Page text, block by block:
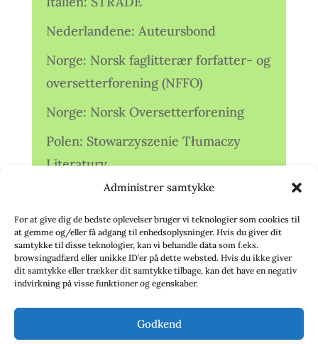
Administrer samtykke
For at give dig de bedste oplevelser bruger vi teknologier som cookies til
at gemme og/eller få adgang til enhedsoplysninger. Hvis du giver dit
samtykke til disse teknologier, kan vi behandle data som f.eks.
browsingadfærd eller unikke ID'er på dette websted. Hvis du ikke giver
dit samtykke eller trækker dit samtykke tilbage, kan det have en negativ
indvirkning på visse funktioner og egenskaber.
Godkend
Nederlandene: Auteursbond
Norge: Norsk faglitterær forfatter- og
oversetterforening (NFFO)
Norge: Norsk Oversetterforening
Polen: Stowarzyszenie Tłumaczy
Literatury
Storbritannien: Translators
Association (TA)
Sverige: Översättarsektionen (Ö.)
Sverige: Översättarcentrum (ÖC)
deutschsprachiger Übersetzer (VdÜ)